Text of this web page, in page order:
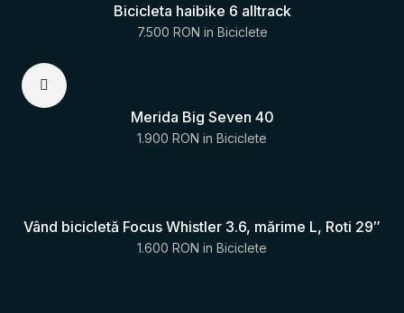
Bicicleta haibike 6 alltrack
7.500 RON in Biciclete
Merida Big Seven 40
1.900 RON in Biciclete
Vând bicicletă Focus Whistler 3.6, mărime L, Roti 29″
1.600 RON in Biciclete